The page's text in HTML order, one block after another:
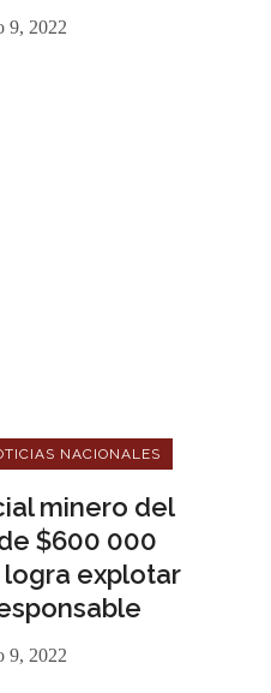
9, 2022
NACIONALES
minero del
$600 000
logra explotar
9, 2022